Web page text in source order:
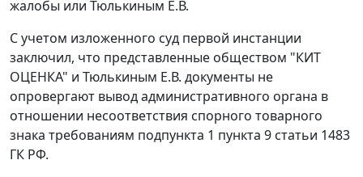
жалобы или Тюлькиным Е.В.
С учетом изложенного суд первой инстанции
заключил, что представленные обществом "КИТ
ОЦЕНКА" и Тюлькиным Е.В. документы не
опровергают вывод административного органа в
отношении несоответствия спорного товарного
знака требованиям подпункта 1 пункта 9 статьи 1483
ГК РФ.